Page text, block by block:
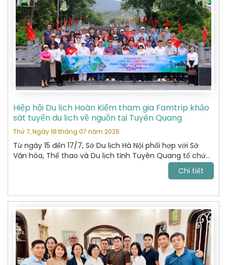
Hiệp hội Du lịch Hoàn Kiếm tham gia Famtrip khảo
sát tuyến du lịch về nguồn tại Tuyên Quang
Thứ 7, Ngày 18 tháng 07 năm 2026
Từ ngày 15 đến 17/7, Sở Du lịch Hà Nội phối hợp với Sở
Văn hóa, Thể thao và Du lịch tỉnh Tuyên Quang tổ chức
chương trình khảo sát, xây dựng và kết nối các sản
Chi tiết